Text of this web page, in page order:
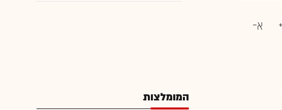
המומלצות